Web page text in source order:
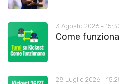
3 Agosto 2026 -
Come
28 Luglio 2026 -